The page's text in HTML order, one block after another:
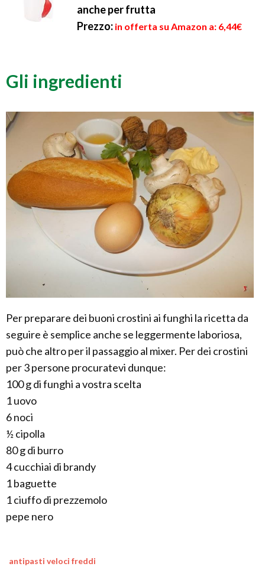
anche per frutta
Prezzo: in offerta su Amazon a: 6,44€
Gli ingredienti
Per preparare dei buoni crostini ai funghi la ricetta da
seguire è semplice anche se leggermente laboriosa,
può che altro per il passaggio al mixer. Per dei crostini
per 3 persone procuratevi dunque:
100 g di funghi a vostra scelta
1 uovo
6 noci
½ cipolla
80 g di burro
4 cucchiai di brandy
1 baguette
1 ciuffo di prezzemolo
pepe nero
antipasti veloci freddi